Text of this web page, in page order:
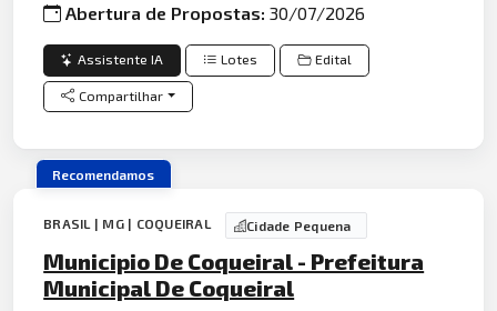
Abertura de Propostas:30/07/2026
Assistente IA Lotes Edital
Compartilhar
Recomendamos
BRASIL | MG | COQUEIRAL Cidade Pequena
Municipio De Coqueiral - Prefeitura
Municipal De Coqueiral